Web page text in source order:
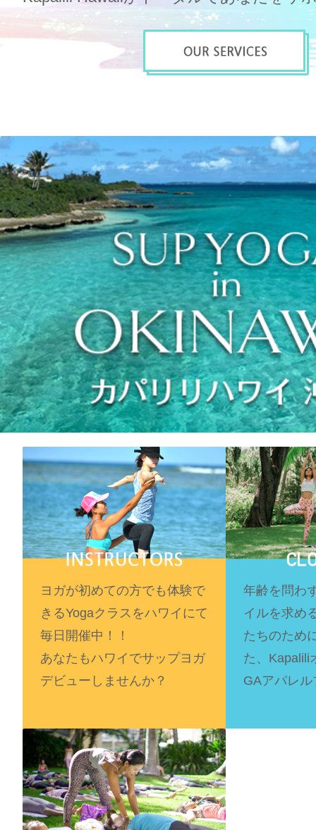
ヨガが初めての方でも体験で
きるYogaクラスをハワイにて
毎日開催中！！
あなたもハワイでサップヨガ
デビューしませんか？
年齢を問わ
イルを求め
たちのため
た、Kapalili
GAアパレ